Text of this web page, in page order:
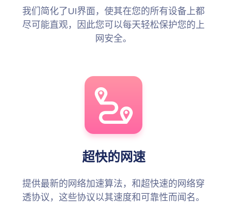
我们简化了UI界面，使其在您的所有设备上都
尽可能直观，因此您可以每天轻松保护您的上
网安全。
超快的网速
提供最新的网络加速算法，和超快速的网络穿
透协议，这些协议以其速度和可靠性而闻名。